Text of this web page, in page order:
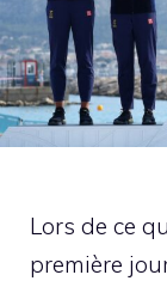
Lors de ce
première